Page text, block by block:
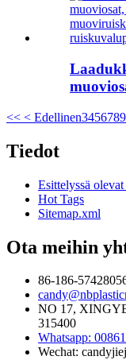
<< < Edellinen3456789
Tiedot
Esittelyssä
Hot Tags
Sitemap.xml
Ota meihin
86-186-
NO 17,
315400
Whatsapp:
Wechat: